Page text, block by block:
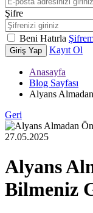
Şifre
Beni Hatırla
Giriş Yap Kayıt Ol
Anasayfa
Blog Sayfası
Alyans
Geri
27.05.2025
Alyans
Bilmeniz